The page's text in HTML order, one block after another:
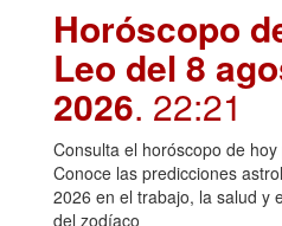
Horóscopo
Leo del 8
2026. 22:21
Consulta el horóscopo de
Conoce las predicciones
2026 en el trabajo, la salud y
del zodíaco